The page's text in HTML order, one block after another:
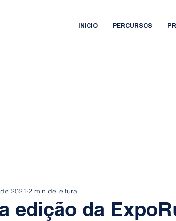
INICIO PERCURSOS
edição da
2021 2 min de leitura